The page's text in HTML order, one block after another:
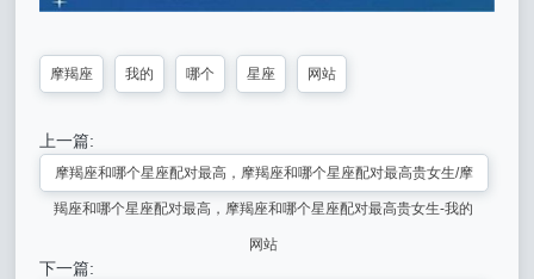
摩羯座 我的 哪个 星座 网站
上一篇:
摩羯座和哪个星座配对最高，摩羯座和哪个星座配对最高贵女生/摩
羯座和哪个星座配对最高，摩羯座和哪个星座配对最高贵女生-我的
网站
下一篇: